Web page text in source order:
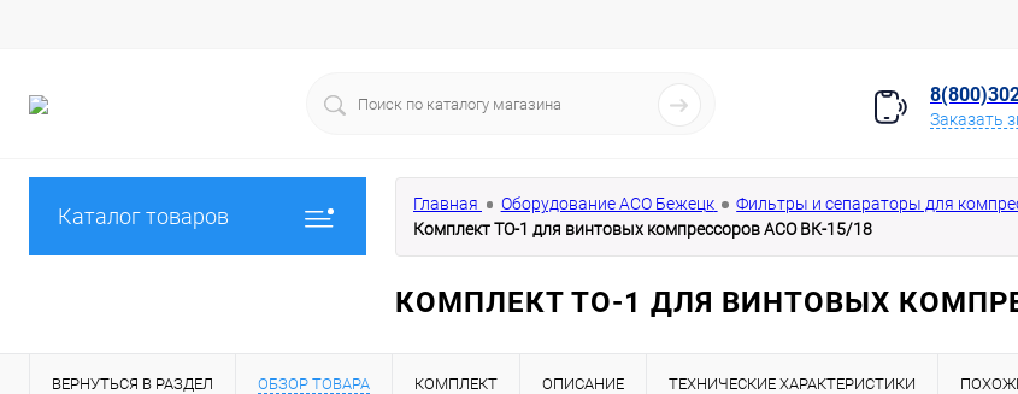
Заказать
Каталог товаров Главная Оборудование АСО Бежецк Фильтры и сепараторы для
Комплект ТО-1 для винтовых компрессоров АСО ВК-15/18
КОМПЛЕКТ ТО-1 ДЛЯ ВИНТОВЫХ
ВЕРНУТЬСЯ В РАЗДЕЛ ОБЗОР ТОВАРА КОМПЛЕКТ ОПИСАНИЕ ТЕХНИЧЕСКИЕ ХАРАКТЕРИСТИКИ